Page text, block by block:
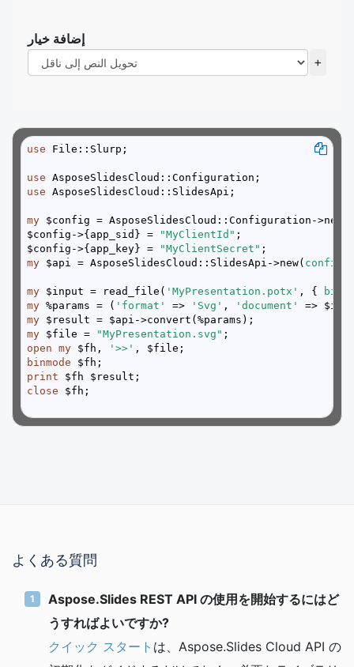
إضافة خيار
+
use
use
use
my
$config->{app_sid} =
"MyClientId"
$config->{app_key} =
"MyClientSecret"
my $api = AsposeSlidesCloud::SlidesApi->new( config
my $input = read_file( 'MyPresentation.potx' , {
my %params = ( 'format' => 'Svg' ,
'document'
my
my $file = "MyPresentation.svg"
open my $fh, '>>'
binmode
print
close
よくある質問
Aspose.Slides REST API の使用を開始するにはど
うすればよいですか?
クイック スタート は、Aspose.Slides Cloud API の